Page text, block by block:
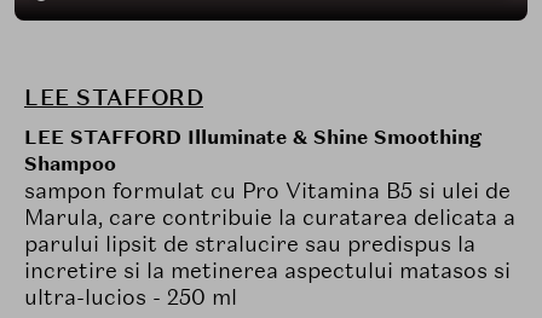
LEE STAFFORD
LEE STAFFORD Illuminate & Shine Smoothing
Shampoo
sampon formulat cu Pro Vitamina B5 si ulei de
Marula, care contribuie la curatarea delicata a
parului lipsit de stralucire sau predispus la
incretire si la metinerea aspectului matasos si
ultra-lucios - 250 ml